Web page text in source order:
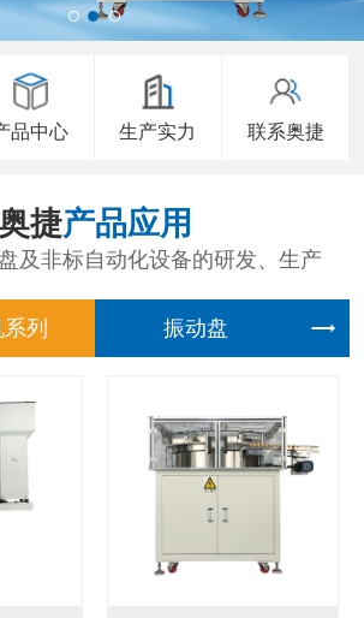
品中心 生产实力 联系奥捷
捷产品应用
及非标自动化设备的研发、生产
系 振动盘